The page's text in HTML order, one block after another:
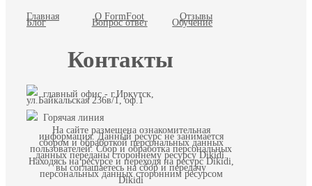
Главная О FormFoot Отзывы
Блог Вопрос ответ Обучение
Контакты
главный офис - г.Иркутск,
ул.Байкальская 236в/1, оф.1
Горячая линия
На сайте размещена ознакомительная
информация. Данный ресурс не занимается
сбором и обработкой персональных данных
пользователей. Сбор и обработка персональных
данных переданы стороннему ресурсу Dikidi.
Находясь на ресурсе и переходя на ресурс Dikidi,
вы соглашаетесь на сбор и передачу
персональных данных сторонним ресурсом
Dikidi